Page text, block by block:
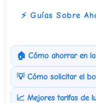
⚡ Guías Sobre
🏠 Cómo ahorrar en
💡 Cómo solicitar el
📈 Mejores tarifas de